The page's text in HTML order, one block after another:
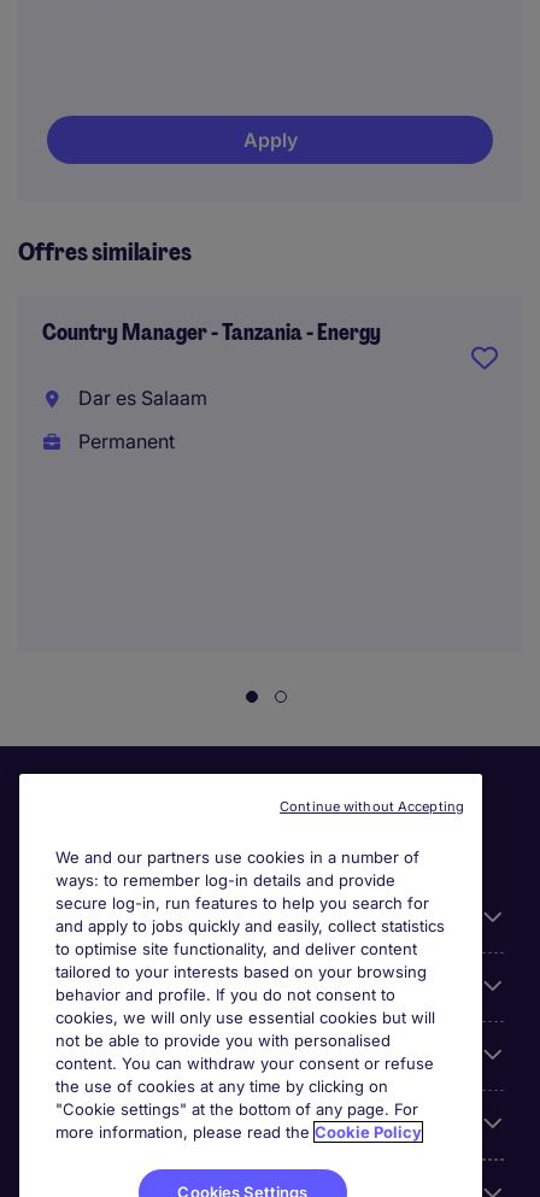
Apply
Offres similaires
Country Manager - Tanzania - Energy
Dar es Salaam
Permanent
Useful information
For employers
Looking for a job in
About us
We and our partners use cookies in a number of
ways: to remember log-in details and provide
secure log-in, run features to help you search for
and apply to jobs quickly and easily, collect statistics
to optimise site functionality, and deliver content
tailored to your interests based on your browsing
behavior and profile. If you do not consent to
cookies, we will only use essential cookies but will
not be able to provide you with personalised
content. You can withdraw your consent or refuse
the use of cookies at any time by clicking on
"Cookie settings" at the bottom of any page. For
more information, please read the Cookie Policy
Cookies Settings
Continue without Accepting